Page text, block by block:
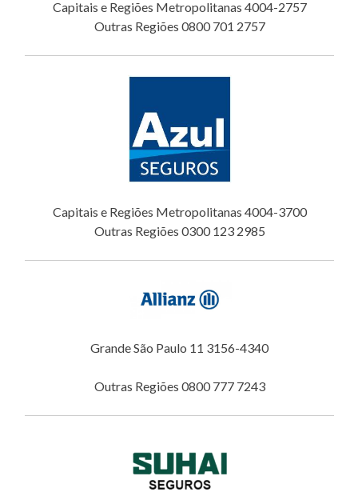
Capitais e Regiões Metropolitanas 4004-2757
Outras Regiões 0800 701 2757
Capitais e Regiões Metropolitanas 4004-3700
Outras Regiões 0300 123 2985
Grande São Paulo 11 3156-4340
Outras Regiões 0800 777 7243